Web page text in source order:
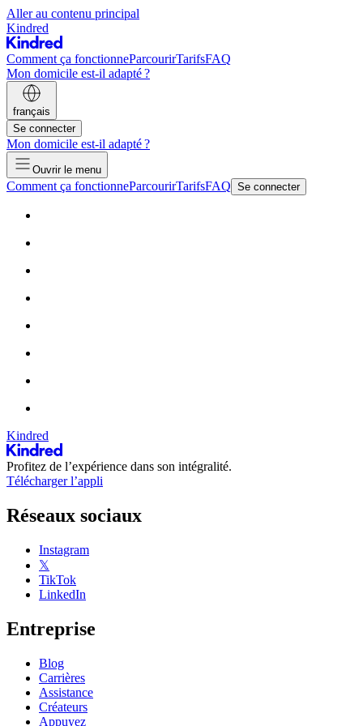
Aller au contenu principal
Kindred
Comment ça fonctionneParcourirTarifsFAQ
Mon domicile est-il adapté ?
français
Se connecter
Mon domicile est-il adapté ?
Ouvrir le menu
Comment ça fonctionneParcourirTarifsFAQ Se connecter
Kindred
Profitez de l’expérience dans son intégralité.
Télécharger l’appli
Réseaux sociaux
Instagram
𝕏
TikTok
LinkedIn
Entreprise
Blog
Carrières
Assistance
Créateurs
Appuyez